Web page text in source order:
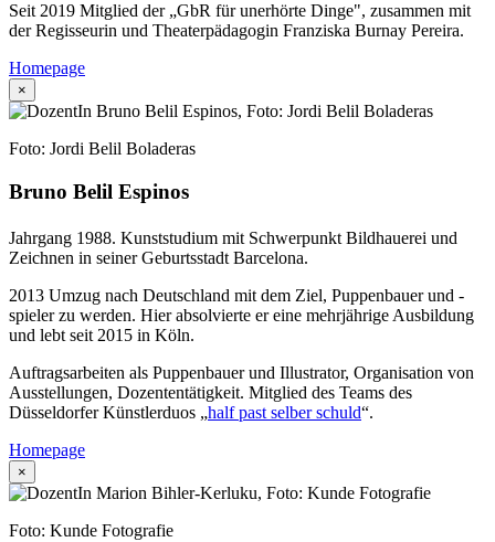
Seit 2019 Mitglied der „GbR für unerhörte Dinge", zusammen mit
der Regisseurin und Theaterpädagogin Franziska Burnay Pereira.
Homepage
×
Foto: Jordi Belil Boladeras
Bruno Belil Espinos
Jahrgang 1988. Kunststudium mit Schwerpunkt Bildhauerei und
Zeichnen in seiner Geburtsstadt Barcelona.
2013 Umzug nach Deutschland mit dem Ziel, Puppenbauer und -
spieler zu werden. Hier absolvierte er eine mehrjährige Ausbildung
und lebt seit 2015 in Köln.
Auftragsarbeiten als Puppenbauer und Illustrator, Organisation von
Ausstellungen, Dozententätigkeit. Mitglied des Teams des
Düsseldorfer Künstlerduos „half past selber schuld“.
Homepage
×
Foto: Kunde Fotografie